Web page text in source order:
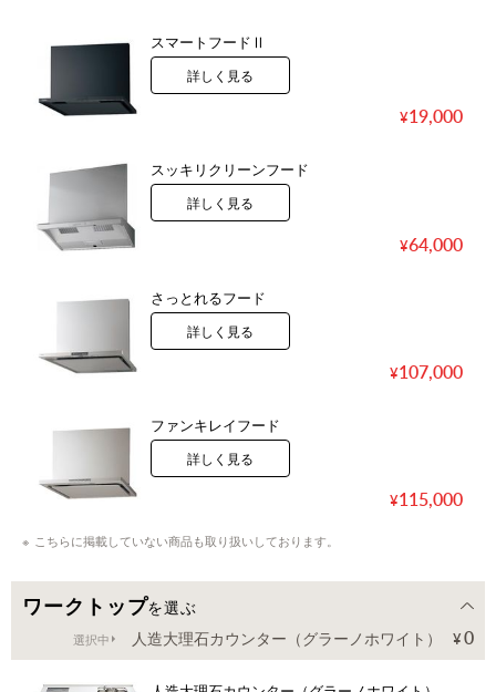
スマートフードⅡ
詳しく見る
19,000
スッキリクリーンフード
詳しく見る
64,000
さっとれるフード
詳しく見る
107,000
ファンキレイフード
詳しく見る
115,000
こちらに掲載していない商品も取り扱いしております。
ワークトップを選ぶ
選択中 人造大理石カウンター（グラーノホワイト） 0